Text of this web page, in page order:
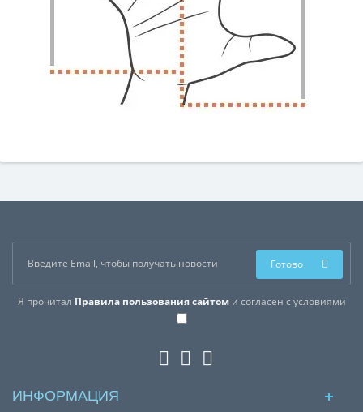
Я прочитал Правила пользования сайтоми согласен с условиями
Готово
ИНФОРМАЦИЯ